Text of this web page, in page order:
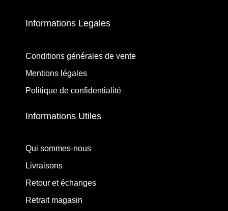
Informations Legales
Conditions générales de vente
Mentions légales
Politique de confidentialité
Informations Utiles
Qui sommes-nous
Livraisons
Retour et échanges
Retrait magasin